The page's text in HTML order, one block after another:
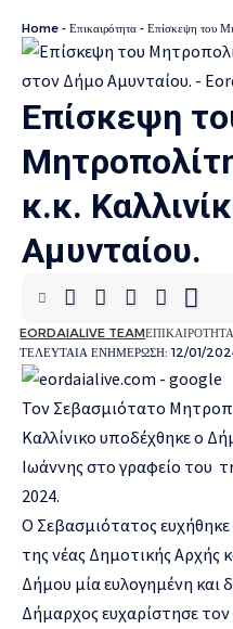
Home - Επικαιρότητα - Επίσκεψη του
Επίσκεψη
κ.κ.
Αμυνταίου.
ΤΕΛΕΥΤΑΊΑ ΕΝΗΜΈΡΩΣΗ: 12/01/
EORDAIALIVE TEAMΕΠΙΚΑΙΡΌΤΗΤΑ
Τον Σεβασμιότατο
Καλλίνικο υποδέχθηκε ο
Ιωάννης στο γραφείο του
2024.
Ο Σεβασμιότατος
της νέας Δημοτικής Αρχής
Δήμου μία ευλογημένη και
Δήμαρχος ευχαρίστησε